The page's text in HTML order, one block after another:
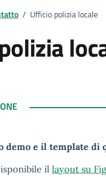
/ Ufficio polizia locale
demo e il template di
il layout su